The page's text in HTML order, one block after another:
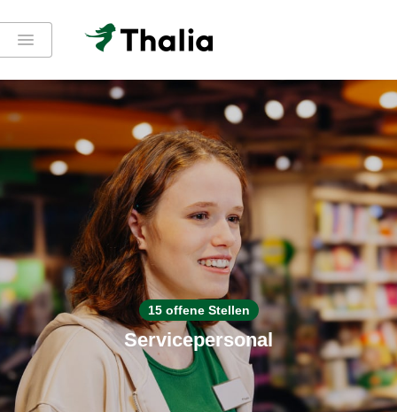
15 offene Stellen
Servicepersonal